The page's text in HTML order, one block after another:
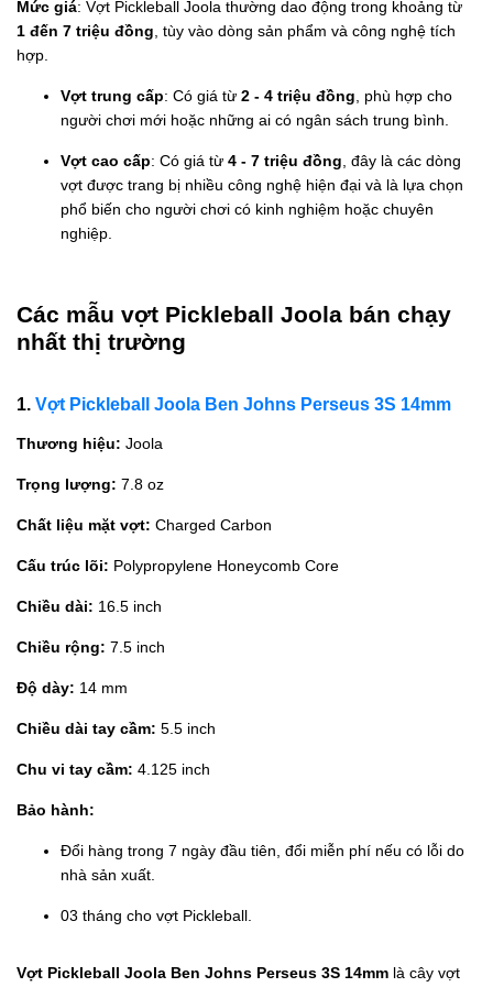
Mức giá: Vợt Pickleball Joola thường dao động trong khoảng từ
1 đến 7 triệu đồng , tùy vào dòng sản phẩm và công nghệ tích
hợp.
Vợt trung cấp: Có giá từ 2 - 4 triệu đồng , phù hợp cho
người chơi mới hoặc những ai có ngân sách trung bình.
Vợt cao cấp: Có giá từ 4 - 7 triệu đồng , đây là các dòng
vợt được trang bị nhiều công nghệ hiện đại và là lựa chọn
phổ biến cho người chơi có kinh nghiệm hoặc chuyên
nghiệp.
Các mẫu vợt Pickleball Joola bán chạy
nhất thị trường
1. Vợt Pickleball Joola Ben Johns Perseus 3S 14mm
Thương hiệu: Joola
Trọng lượng: 7.8 oz
Chất liệu mặt vợt: Charged Carbon
Cấu trúc lõi: Polypropylene Honeycomb Core
Chiều dài: 16.5 inch
Chiều rộng: 7.5 inch
Độ dày: 14 mm
Chiều dài tay cầm: 5.5 inch
Chu vi tay cầm: 4.125 inch
Bảo hành:
Đổi hàng trong 7 ngày đầu tiên, đổi miễn phí nếu có lỗi do
nhà sản xuất.
03 tháng cho vợt Pickleball.
Vợt Pickleball Joola Ben Johns Perseus 3S 14mm là cây vợt